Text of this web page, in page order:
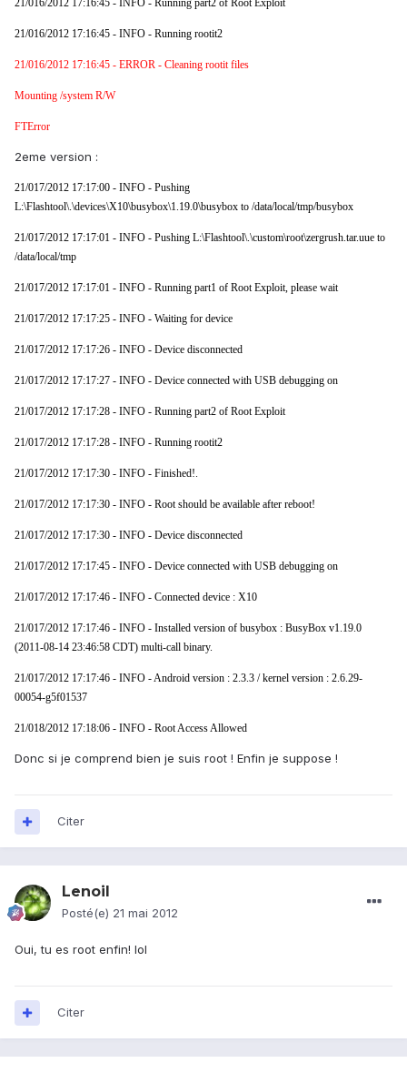
21/016/2012 17:16:45 - INFO - Running part2 of Root Exploit
21/016/2012 17:16:45 - INFO - Running rootit2
21/016/2012 17:16:45 - ERROR - Cleaning rootit files
Mounting /system R/W
FTError
2eme version :
21/017/2012 17:17:00 - INFO - Pushing
L:\Flashtool\.\devices\X10\busybox\1.19.0\busybox to /data/local/tmp/busybox
21/017/2012 17:17:01 - INFO - Pushing L:\Flashtool\.\custom\root\zergrush.tar.uue to
/data/local/tmp
21/017/2012 17:17:01 - INFO - Running part1 of Root Exploit, please wait
21/017/2012 17:17:25 - INFO - Waiting for device
21/017/2012 17:17:26 - INFO - Device disconnected
21/017/2012 17:17:27 - INFO - Device connected with USB debugging on
21/017/2012 17:17:28 - INFO - Running part2 of Root Exploit
21/017/2012 17:17:28 - INFO - Running rootit2
21/017/2012 17:17:30 - INFO - Finished!.
21/017/2012 17:17:30 - INFO - Root should be available after reboot!
21/017/2012 17:17:30 - INFO - Device disconnected
21/017/2012 17:17:45 - INFO - Device connected with USB debugging on
21/017/2012 17:17:46 - INFO - Connected device : X10
21/017/2012 17:17:46 - INFO - Installed version of busybox : BusyBox v1.19.0
(2011-08-14 23:46:58 CDT) multi-call binary.
21/017/2012 17:17:46 - INFO - Android version : 2.3.3 / kernel version : 2.6.29-
00054-g5f01537
21/018/2012 17:18:06 - INFO - Root Access Allowed
Donc si je comprend bien je suis root ! Enfin je suppose !
Citer
Lenoil
Posté(e) 21 mai 2012
Oui, tu es root enfin! lol
Citer